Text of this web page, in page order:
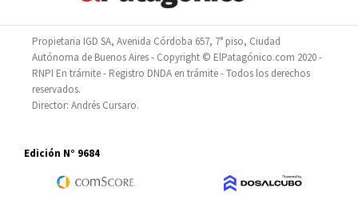
Propietaria IGD SA, Avenida Córdoba 657, 7° piso, Ciudad
Autónoma de Buenos Aires - Copyright © ElPatagónico.com 2020 -
RNPI En trámite - Registro DNDA en trámite - Todos los derechos
reservados.
Director: Andrés Cursaro.
Edición N° 9684